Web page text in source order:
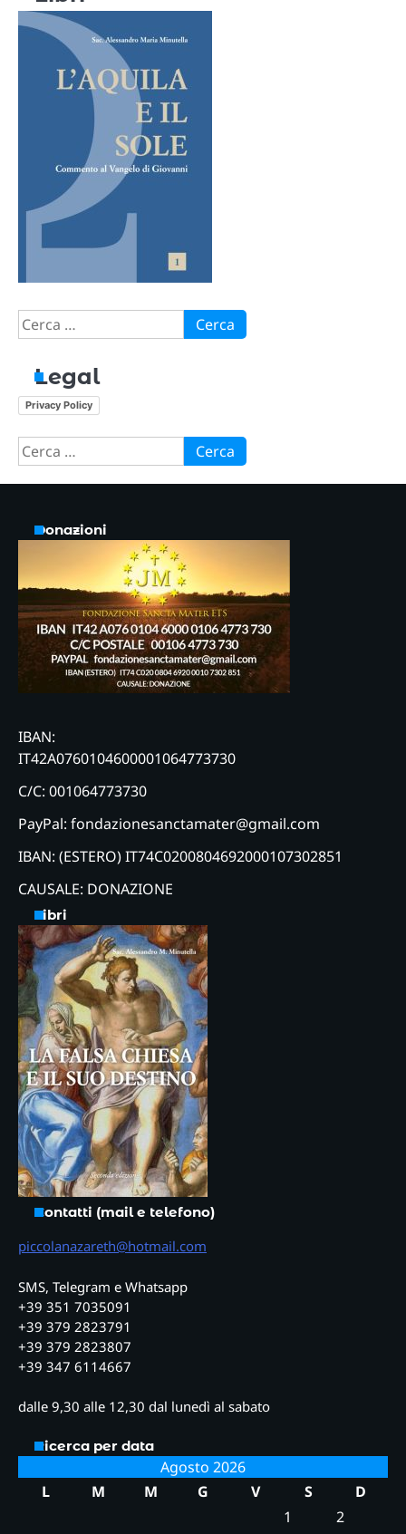
Ricerca
per:
Legal
Privacy Policy
Ricerca
per:
Donazioni
IBAN:
IT42A0760104600001064773730
C/C: 001064773730
PayPal: fondazionesanctamater@gmail.com
IBAN: (ESTERO) IT74C0200804692000107302851
CAUSALE: DONAZIONE
Libri
Contatti (mail e telefono)
piccolanazareth@hotmail.com
SMS, Telegram e Whatsapp
+39 351 7035091
+39 379 2823791
+39 379 2823807
+39 347 6114667
dalle 9,30 alle 12,30 dal lunedì al sabato
Ricerca per data
Agosto 2026
L
M M G V S
D
1
2